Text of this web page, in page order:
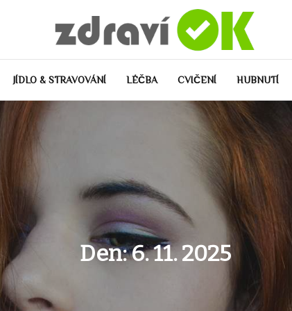
JÍDLO & STRAVOVÁNÍ LÉČBA CVIČENÍ HUBNUTÍ
Den:6. 11. 2025